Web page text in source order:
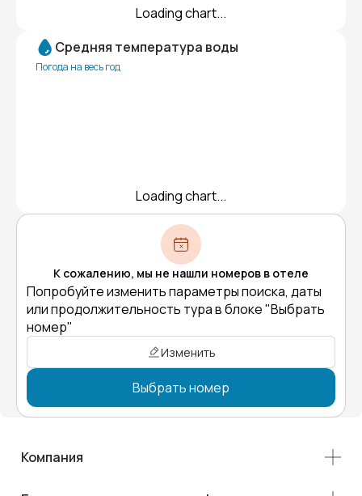
Loading chart...
Средняя температура воды
Погода на весь год
Loading chart...
К сожалению, мы не нашли номеров в отеле
Попробуйте изменить параметры поиска, даты
или продолжительность тура в блоке "Выбрать
номер"
Изменить
Выбрать номер
Компания